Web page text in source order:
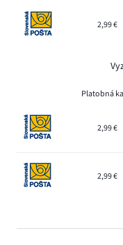
2,99 €
Platobná
2,99 €
2,99 €